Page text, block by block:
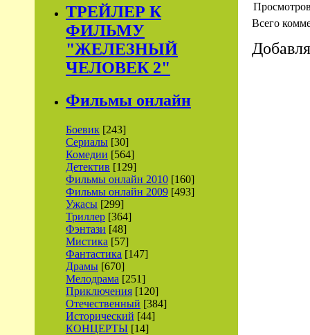
ТРЕЙЛЕР К
ФИЛЬМУ
"ЖЕЛЕЗНЫЙ
ЧЕЛОВЕК 2"
Фильмы онлайн
Боевик [243]
Сериалы [30]
Комедии [564]
Детектив [129]
Фильмы онлайн 2010 [160]
Фильмы онлайн 2009 [493]
Ужасы [299]
Триллер [364]
Фэнтази [48]
Мистика [57]
Фантастика [147]
Драмы [670]
Мелодрама [251]
Приключения [120]
Отечественный [384]
Исторический [44]
КОНЦЕРТЫ [14]
Всего